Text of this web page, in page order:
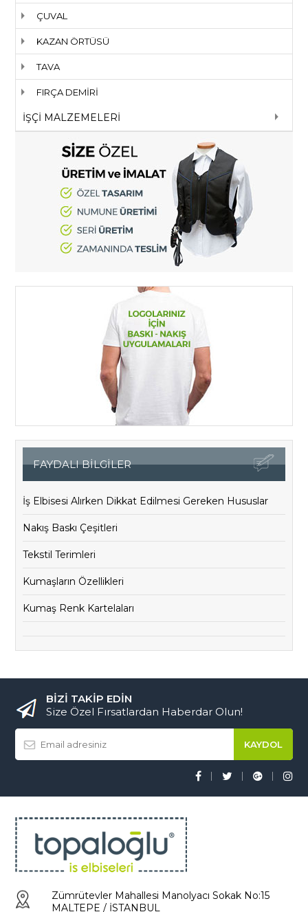
ÇUVAL
KAZAN ÖRTÜSÜ
TAVA
FIRÇA DEMİRİ
İŞÇİ MALZEMELERİ
FAYDALI BİLGİLER
İş Elbisesi Alırken Dikkat Edilmesi Gereken Hususlar
Nakış Baskı Çeşitleri
Tekstil Terimleri
Kumaşların Özellikleri
Kumaş Renk Kartelaları
BİZİ TAKİP EDİN
Size Özel Fırsatlardan Haberdar Olun!
Zümrütevler Mahallesi Manolyacı Sokak No:15
MALTEPE / İSTANBUL